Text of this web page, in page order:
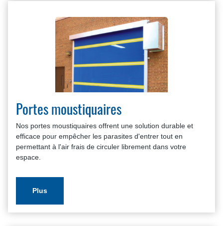
Portes moustiquaires
Nos portes moustiquaires offrent une solution durable et
efficace pour empêcher les parasites d'entrer tout en
permettant à l'air frais de circuler librement dans votre
espace.
Plus